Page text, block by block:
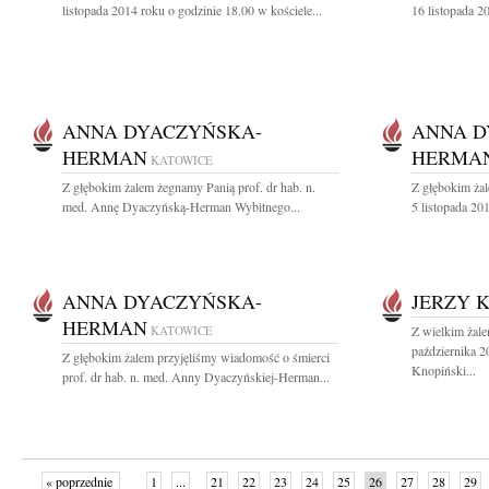
listopada 2014 roku o godzinie 18.00 w kościele...
16 listopada
ANNA DYACZYŃSKA-
HERMAN KATOWICE
Z głębokim żalem żegnamy Panią prof. dr hab. n.
med. Annę Dyaczyńską-Herman Wybitnego...
ANNA
Z głębokim
5 listopada
ANNA DYACZYŃSKA-
HERMAN KATOWICE
Z głębokim żalem przyjęliśmy wiadomość o śmierci
prof. dr hab. n. med. Anny Dyaczyńskiej-Herman...
JERZY
Z wielkim
października
Knopiński...
« poprzednie 1 ... 21 22 23 24 25 26 27 28 29